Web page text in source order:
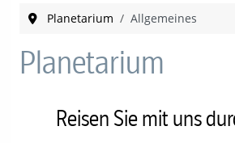
Planetarium Allgemeines
Planetarium
Reisen Sie mit uns